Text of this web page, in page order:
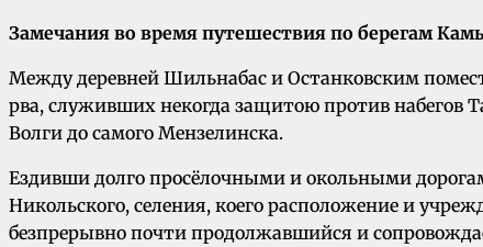
Замечания во время путешествия по берегам
Между деревней Шильнабас и Останковским
рва, служивших некогда защитою против набегов
Волги до самого Мензелинска.
Ездивши долго просёлочными и окольными
Никольского, селения, коего расположение и
безпрерывно почти продолжавшийся и